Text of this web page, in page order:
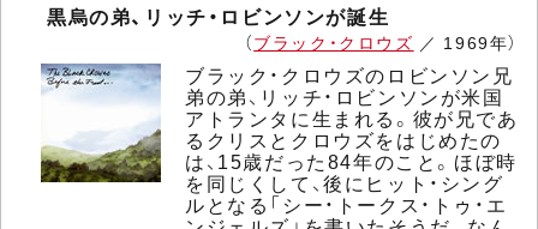
黒烏の弟、リッチ・ロビンソンが誕生
（ブラック・クロウズ ／ 1969年）
ブラック・クロウズのロビンソン兄
弟の弟、リッチ・ロビンソンが米国
アトランタに生まれる。彼が兄であ
るクリスとクロウズをはじめたの
は、15歳だった84年のこと。ほぼ時
を同じくして、後にヒット・シング
ルとなる「シー・トークス・トゥ・エ